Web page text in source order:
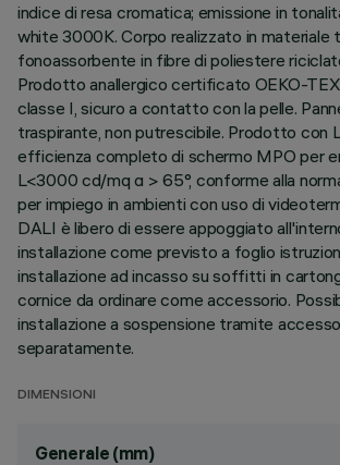
indice di resa cromatica; emissione in
white 3000K. Corpo realizzato in materiale
fonoassorbente in fibre di poliestere
Prodotto anallergico certificato OEKO-
classe I, sicuro a contatto con la pelle.
traspirante, non putrescibile. Prodotto con
efficienza completo di schermo MPO per
L<3000 cd/mq α > 65°, conforme alla
per impiego in ambienti con uso di
DALI è libero di essere appoggiato
installazione come previsto a foglio
installazione ad incasso su soffitti in
cornice da ordinare come accessorio.
installazione a sospensione tramite
separatamente.
DIMENSIONI
Generale (mm)